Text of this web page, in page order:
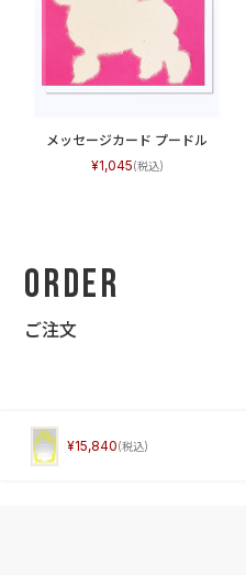
メッセージカード プードル
1,045
Order
ご注文
15,840